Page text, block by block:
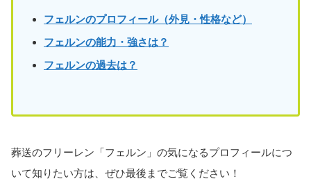
フェルンのプロフィール（外見・性格など）
フェルンの能力・強さは？
フェルンの過去は？
葬送のフリーレン「フェルン」の気になるプロフィールにつ
いて知りたい方は、ぜひ最後までご覧ください！